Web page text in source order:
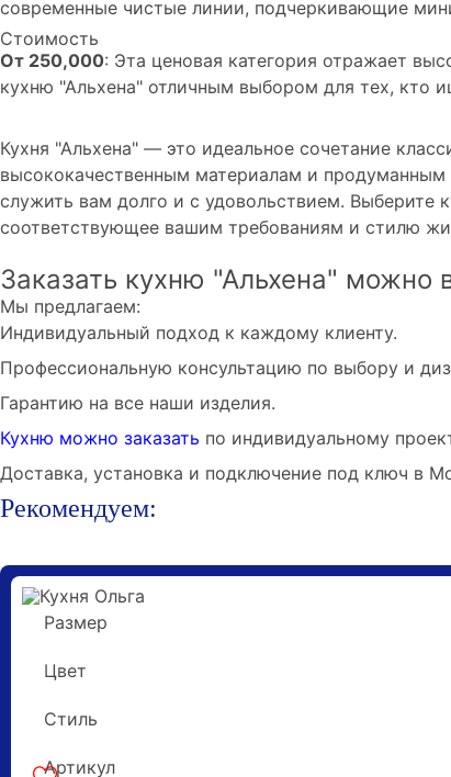
современные чистые линии, подчеркивающие
Стоимость
От 250,000: Эта ценовая категория отражает
кухню "Альхена" отличным выбором для тех, кто
Кухня "Альхена" — это идеальное сочетание
высококачественным материалам и
служить вам долго и с удовольствием. Выберите
соответствующее вашим требованиям и стилю
Заказать кухню "Альхена" можно
Мы предлагаем:
Индивидуальный подход к каждому клиенту.
Профессиональную консультацию по выбору и
Гарантию на все наши изделия.
Кухню можно заказать по индивидуальному
Доставка, установка и подключение под ключ в
Рекомендуем:
Размер
Цвет
Стиль
Артикул